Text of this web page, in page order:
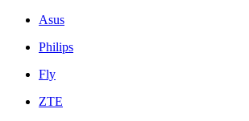
Asus
Philips
Fly
ZTE